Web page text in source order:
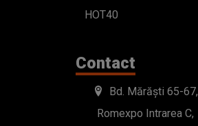
HOT40
Contact
Bd. Mărăști 65-67,
Romexpo Intrarea C,